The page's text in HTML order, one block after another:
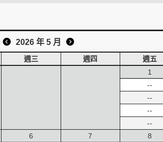
2026 年 5 月
週三 週四 週五
1
--
--
--
--
6
7
8